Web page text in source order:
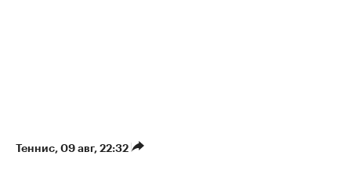
Теннис⁠, 09 авг, 22:32